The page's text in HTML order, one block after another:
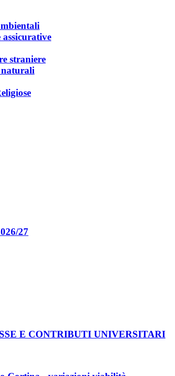
assicurative
straniere
naturali
27
E CONTRIBUTI UNIVERSITARI